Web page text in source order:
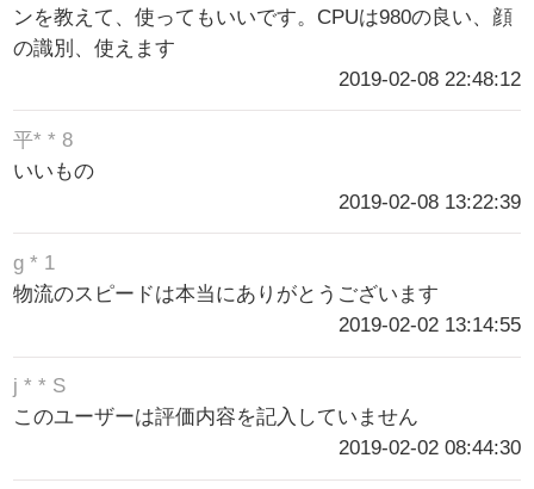
ンを教えて、使ってもいいです。CPUは980の良い、顔
の識別、使えます
2019-02-08 22:48:12
平* * 8
いいもの
2019-02-08 13:22:39
g * 1
物流のスピードは本当にありがとうございます
2019-02-02 13:14:55
j * * S
このユーザーは評価内容を記入していません
2019-02-02 08:44:30